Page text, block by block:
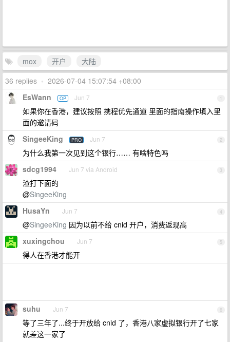
mox 开户
大陆
36 replies • 2026-07-04 15:07:54 +08:00
1
EsWann OP Jun 7
如果你在香港，建议按照 携程优先通道 里面的指南操作填入里
面的邀请码
2
SingeeKing PRO Jun 7
为什么我第一次见到这个银行…… 有啥特色吗
3
sdcg1994 Jun 7 via Android
渣打下面的
@SingeeKing
4
HusaYn Jun 7
@SingeeKing 因为以前不给 cnid 开户，消费返现高
5
xuxingchou Jun 7
得人在香港才能开
6
suhu Jun 7
等了三年了...终于开放给 cnid 了，香港八家虚拟银行开了七家
就差这一家了